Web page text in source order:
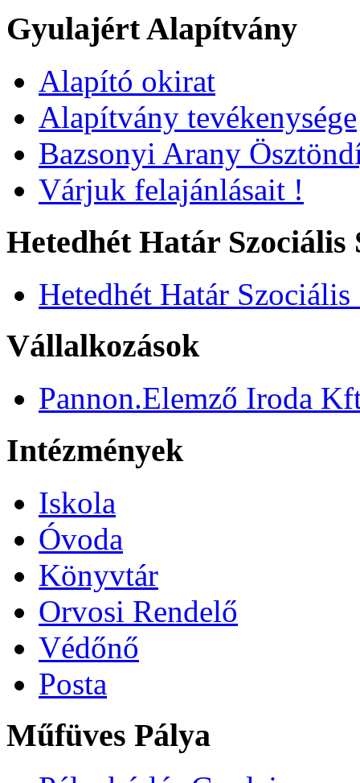
Gyulajért Alapítvány
Alapító okirat
Alapítvány tevékenysége
Bazsonyi Arany
Várjuk felajánlásait !
Hetedhét Határ Szociális
Hetedhét Határ Szociális
Vállalkozások
Pannon.Elemző Iroda
Intézmények
Iskola
Óvoda
Könyvtár
Orvosi Rendelő
Védőnő
Posta
Műfüves Pálya